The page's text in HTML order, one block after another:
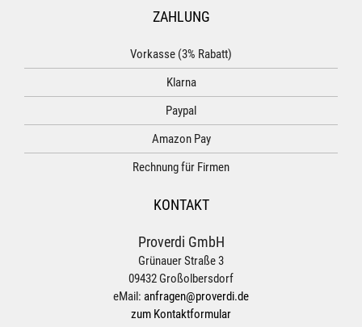
ZAHLUNG
Vorkasse (3% Rabatt)
Klarna
Paypal
Amazon Pay
Rechnung für Firmen
KONTAKT
Proverdi GmbH
Grünauer Straße 3
09432 Großolbersdorf
eMail: anfragen@proverdi.de
zum Kontaktformular